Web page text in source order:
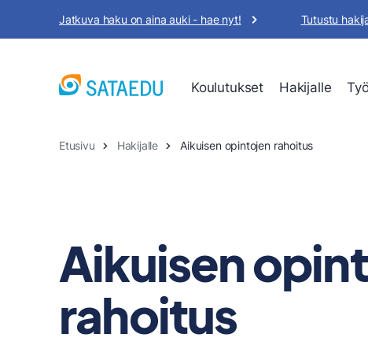
Jatkuva haku on aina auki - hae nyt! Tutustu
Koulutukset Hakijalle
Etusivu Hakijalle Aikuisen opintojen rahoitus
Aikuisen
rahoitus